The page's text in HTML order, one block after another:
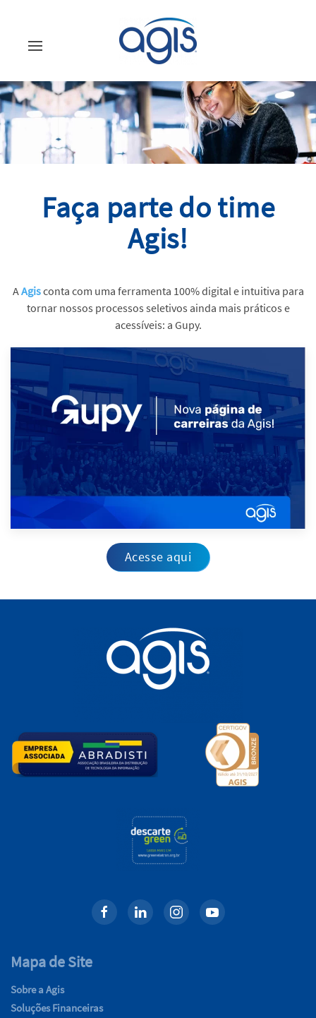
Faça parte do time
Agis!
A Agisconta com uma ferramenta 100% digital e intuitiva para
tornar nossos processos seletivos ainda mais práticos e
acessíveis: a Gupy.
Acesse aqui
Mapa de Site
Sobre a Agis
Soluções Financeiras